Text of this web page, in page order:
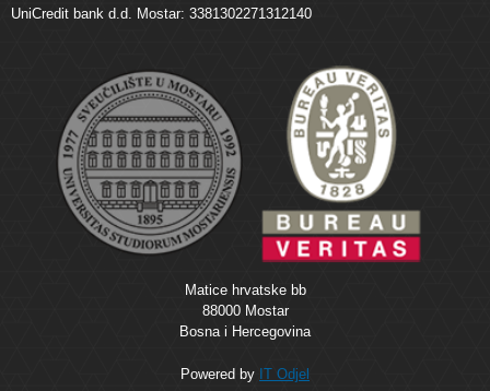
UniCredit bank d.d. Mostar: 3381302271312140
Matice hrvatske bb
88000 Mostar
Bosna i Hercegovina
Powered by IT Odjel